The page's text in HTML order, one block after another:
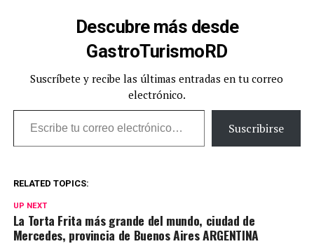
Descubre más desde
GastroTurismoRD
Suscríbete y recibe las últimas entradas en tu correo
electrónico.
Escribe tu correo electrónico…
Suscribirse
RELATED TOPICS:
UP NEXT
La Torta Frita más grande del mundo, ciudad de
Mercedes, provincia de Buenos Aires ARGENTINA